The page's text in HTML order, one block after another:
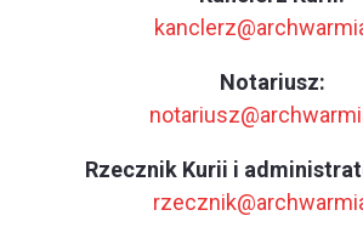
Notariusz:
Rzecznik Kurii i